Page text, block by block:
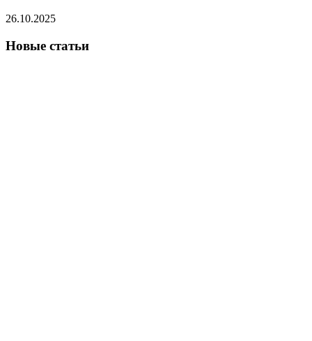
26.10.2025
Новые статьи